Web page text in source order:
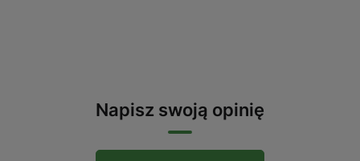
Napisz swoją opinię